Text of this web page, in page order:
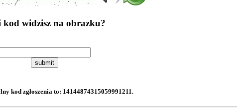
kod widzisz na obrazku?
submit
kod zgłoszenia to: 14144874315059991211.